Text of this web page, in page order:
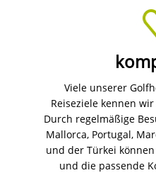
Viele unserer
Reiseziele kennen
Durch regelmäßige
Mallorca, Portugal,
und der Türkei
und die passende